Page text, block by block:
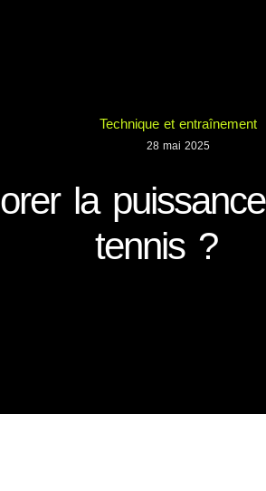
Technique et entraînement
28 mai 2025
la
tennis ?